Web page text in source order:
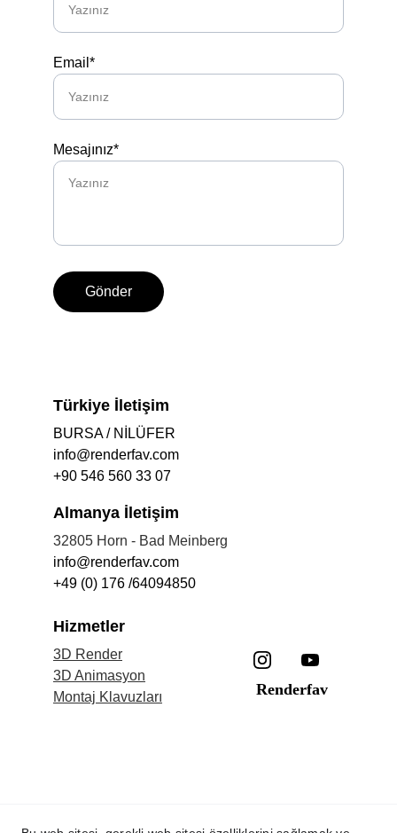
Email*
Mesajınız*
Gönder
Türkiye İletişim
BURSA / NİLÜFER
info@renderfav.com
+90 546 560 33 07
Almanya İletişim
32805 Horn - Bad Meinberg
info@renderfav.com
+49 (0) 176 /64094850
Renderfav
Hizmetler
3D Render
3D Animasyon
Montaj Klavuzları